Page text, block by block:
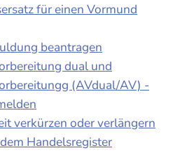
für einen Vormund
beantragen
dual und
(AVdual/AV) -
verkürzen oder verlängern
Handelsregister